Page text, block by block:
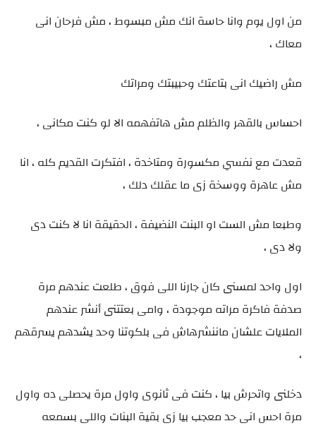
من اول يوم وانا حاسة انك مش مبسوط ، مش فرحان انى
معاك ،
مش راضيك انى بتاعتك وحبيبتك ومراتك
احساس بالقهر والظلم مش هاتفهمه الا لو كنت مكانى ،
قعدت مع نفسي مكسورة ومتاخدة ، افتكرت القديم كله ، انا
مش عاهرة ووسخة زى ما عقلك دلك ،
وطبعا مش الست او البنت النضيفة ، الحقيقة انا لا كنت دى
ولا دى ،
اول واحد لمسنى كان جارنا اللى فوق ، طلعت عندهم مرة
صدفة فاكرة مراته موجودة ، وامى بعتتنى أنشر عندهم
الملايات علشان ماننشرهاش فى بلكوتنا وحد يشدهم يسرقهم
،
دخلنى واتحرش بيا ، كنت فى ثانوى واول مرة يحصلى ده واول
مرة احس انى حد معجب بيا زى بقية البنات واللى بسمعه